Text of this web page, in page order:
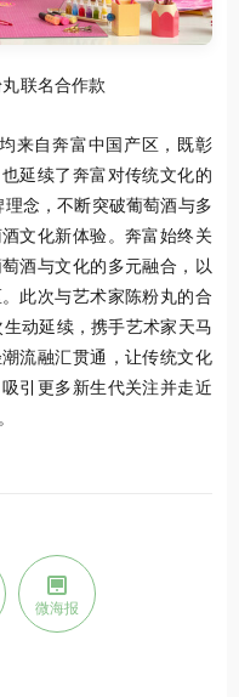
联名合作款
来自奔富中国产区，既彰
延续了奔富对传统文化的
念，不断突破葡萄酒与多
文化新体验。奔富始终关
酒与文化的多元融合，以
此次与艺术家陈粉丸的合
动延续，携手艺术家天马
流融汇贯通 ，让传统文化
引更多新生代关注并走近
微海报